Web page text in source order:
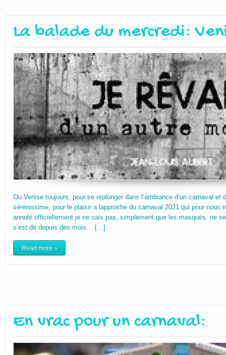
La balade du mercredi:
Ou Venise toujours, pour se replonger dans l’ambiance d’un carnaval et
sérénissime, pour le plaisir a lapproche du carnaval 2021 qui pour nous
annulé officiellement je ne sais pas, simplement que les masqués ne
s’est dit depuis des mois… […]
Read more »
En vrac pour un carnaval: